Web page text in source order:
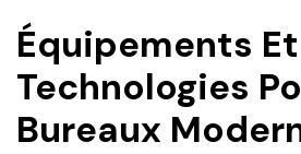
Équipements Et
Technologies
Bureaux